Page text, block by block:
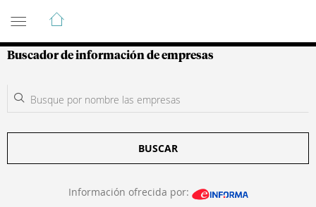
Guía de Empresas Colombianas
Buscador de información de empresas
BUSCAR
Información ofrecida por: